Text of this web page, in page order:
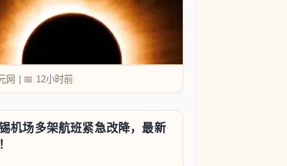
网 📅 12小时前
机场多架航班紧急改降，最新